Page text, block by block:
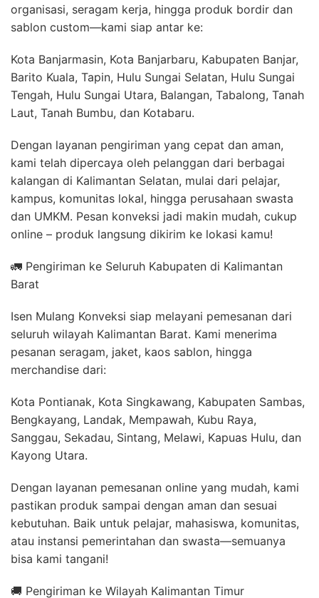
organisasi, seragam kerja, hingga produk bordir dan
sablon custom—kami siap antar ke:
Kota Banjarmasin, Kota Banjarbaru, Kabupaten Banjar,
Barito Kuala, Tapin, Hulu Sungai Selatan, Hulu Sungai
Tengah, Hulu Sungai Utara, Balangan, Tabalong, Tanah
Laut, Tanah Bumbu, dan Kotabaru.
Dengan layanan pengiriman yang cepat dan aman,
kami telah dipercaya oleh pelanggan dari berbagai
kalangan di Kalimantan Selatan, mulai dari pelajar,
kampus, komunitas lokal, hingga perusahaan swasta
dan UMKM. Pesan konveksi jadi makin mudah, cukup
online – produk langsung dikirim ke lokasi kamu!
🚛 Pengiriman ke Seluruh Kabupaten di Kalimantan
Barat
Isen Mulang Konveksi siap melayani pemesanan dari
seluruh wilayah Kalimantan Barat. Kami menerima
pesanan seragam, jaket, kaos sablon, hingga
merchandise dari:
Kota Pontianak, Kota Singkawang, Kabupaten Sambas,
Bengkayang, Landak, Mempawah, Kubu Raya,
Sanggau, Sekadau, Sintang, Melawi, Kapuas Hulu, dan
Kayong Utara.
Dengan layanan pemesanan online yang mudah, kami
pastikan produk sampai dengan aman dan sesuai
kebutuhan. Baik untuk pelajar, mahasiswa, komunitas,
atau instansi pemerintahan dan swasta—semuanya
bisa kami tangani!
🚚 Pengiriman ke Wilayah Kalimantan Timur